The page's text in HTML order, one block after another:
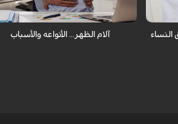
آلام الظهر... الأنواعه والأسباب